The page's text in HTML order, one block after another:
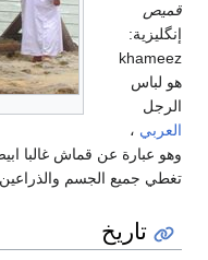
قميص
إنگليزية:
khameez
هو لباس
الرجل
العربي ،
وهو عبارة عن قماش غالبا
تغطي جميع الجسم والذراعين .
تاريخ